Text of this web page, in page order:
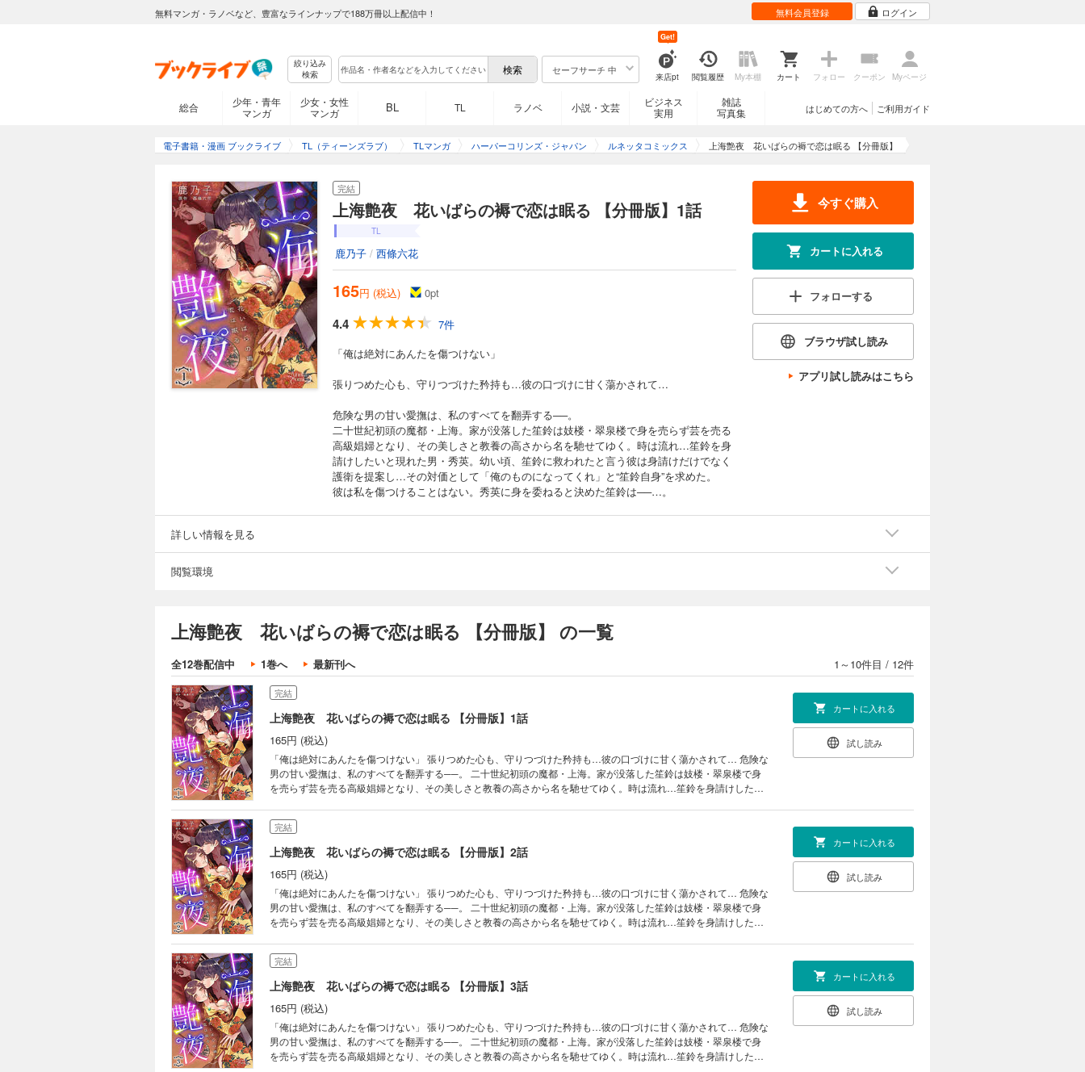
無料マンガ・ラノベなど、豊富なラインナップで188万冊以上配信中！ 無料会員登録 ログイン
絞り込み
検索
セーフサーチ 中
来店pt
Get!
閲覧履歴 My本棚 カート フォロー クーポン Myページ
総合
少年・青年
マンガ
少女・女性
マンガ
BL TL ラノベ 小説・文芸
ビジネス
実用
雑誌
写真集
ご利用ガイド
はじめての方へ
電子書籍・漫画 ブックライブ TL（ティーンズラブ） TLマンガ ハーパーコリンズ・ジャパン ルネッタコミックス 上海艶夜 花いばらの褥で恋は眠る 【分冊版】
完結
上海艶夜 花いばらの褥で恋は眠る 【分冊版】1話
TL
鹿乃子 / 西條六花
165円 (税込) 0pt
4.4
7件
「俺は絶対にあんたを傷つけない」
張りつめた心も、守りつづけた矜持も…彼の口づけに甘く蕩かされて…
危険な男の甘い愛撫は、私のすべてを翻弄する──。
二十世紀初頭の魔都・上海。家が没落した笙鈴は妓楼・翠泉楼で身を売らず芸を売る
高級娼婦となり、その美しさと教養の高さから名を馳せてゆく。時は流れ…笙鈴を身
請けしたいと現れた男・秀英。幼い頃、笙鈴に救われたと言う彼は身請けだけでなく
護衛を提案し…その対価として「俺のものになってくれ」と“笙鈴自身”を求めた。
彼は私を傷つけることはない。秀英に身を委ねると決めた笙鈴は──…。
今すぐ購入
カートに入れる
フォローする
ブラウザ試し読み
アプリ試し読みはこちら
詳しい情報を見る
閲覧環境
上海艶夜 花いばらの褥で恋は眠る 【分冊版】 の一覧
全12巻配信中 1巻へ 最新刊へ 1～10件目 / 12件
完結
上海艶夜 花いばらの褥で恋は眠る 【分冊版】1話
165円 (税込)
「俺は絶対にあんたを傷つけない」 張りつめた心も、守りつづけた矜持も…彼の口づけに甘く蕩かされて… 危険な
男の甘い愛撫は、私のすべてを翻弄する──。 二十世紀初頭の魔都・上海。家が没落した笙鈴は妓楼・翠泉楼で身
を売らず芸を売る高級娼婦となり、その美しさと教養の高さから名を馳せてゆく。時は流れ…笙鈴を身請けしたい
のになってくれ」と“笙鈴自身”を求めた。 彼は私を傷つけることはない。秀英に身を委ねると決めた笙鈴は──…。
カートに入れる
試し読み
完結
上海艶夜 花いばらの褥で恋は眠る 【分冊版】2話
165円 (税込)
「俺は絶対にあんたを傷つけない」 張りつめた心も、守りつづけた矜持も…彼の口づけに甘く蕩かされて… 危険な
男の甘い愛撫は、私のすべてを翻弄する──。 二十世紀初頭の魔都・上海。家が没落した笙鈴は妓楼・翠泉楼で身
を売らず芸を売る高級娼婦となり、その美しさと教養の高さから名を馳せてゆく。時は流れ…笙鈴を身請けしたい
のになってくれ」と“笙鈴自身”を求めた。 彼は私を傷つけることはない。秀英に身を委ねると決めた笙鈴は──…。
カートに入れる
試し読み
完結
上海艶夜 花いばらの褥で恋は眠る 【分冊版】3話
165円 (税込)
「俺は絶対にあんたを傷つけない」 張りつめた心も、守りつづけた矜持も…彼の口づけに甘く蕩かされて… 危険な
男の甘い愛撫は、私のすべてを翻弄する──。 二十世紀初頭の魔都・上海。家が没落した笙鈴は妓楼・翠泉楼で身
を売らず芸を売る高級娼婦となり、その美しさと教養の高さから名を馳せてゆく。時は流れ…笙鈴を身請けしたい
カートに入れる
試し読み